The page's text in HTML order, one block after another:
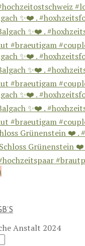
✨❤️ .
✨❤️ .
✨❤️ .
Grünenstein ❤️ .
Anstalt 2024